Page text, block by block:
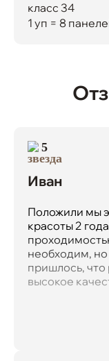
класс 34
1 уп = 8
5
Иван
Положили мы
красоты 2
необходим,
пришлось,
высокое